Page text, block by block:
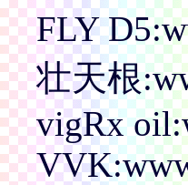
FLY
壮天根
vigRx